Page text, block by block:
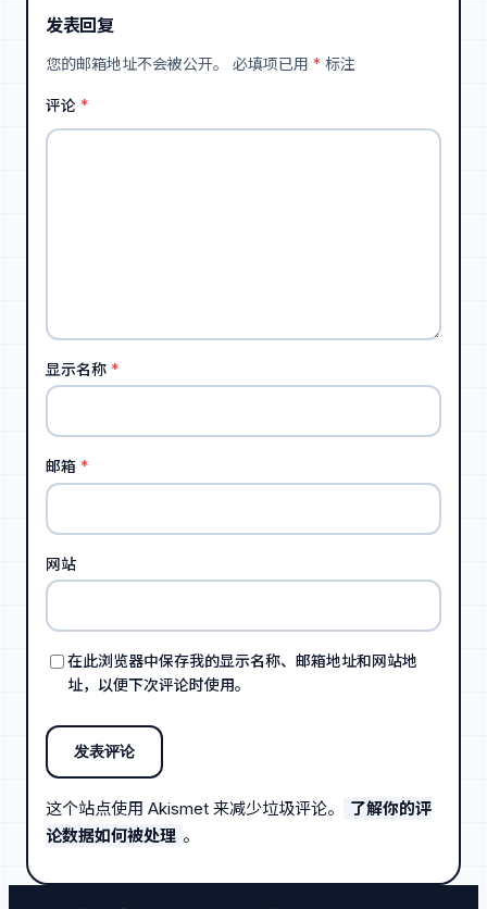
发表回复
您的邮箱地址不会被公开。 必填项已用 * 标注
评论 *
显示名称 *
邮箱 *
网站
在此浏览器中保存我的显示名称、邮箱地址和网站地
址，以便下次评论时使用。
这个站点使用 Akismet 来减少垃圾评论。
了解你的评
论数据如何被处理 。